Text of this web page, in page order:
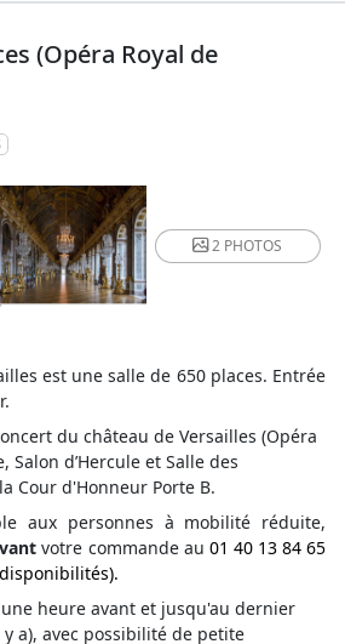
(Opéra Royal de
2 PHOTOS
est une salle de 650 places. Entrée
du château de Versailles (Opéra
Salon d’Hercule et Salle des
Cour d'Honneur Porte B.
aux personnes à mobilité réduite,
votre commande au 01 40 13 84 65
heure avant et jusqu'au dernier
a), avec possibilité de petite